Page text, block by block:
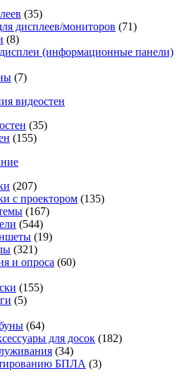
(35)
дисплеев/мониторов (71)
(8)
(информационные панели)
(7)
видеостен
(35)
(155)
(207)
с проектором (135)
(167)
(544)
(19)
(321)
и опроса (60)
(155)
(5)
(64)
для досок (182)
(34)
БПЛА (3)